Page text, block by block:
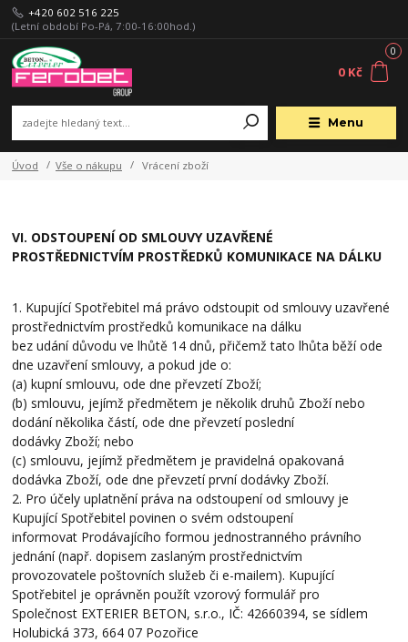
Menu
+420 602 516 225
(Letní období Po-Pá, 7:00-16:00hod.)
0
0 Kč
Úvod Vše o nákupu Vrácení zboží
VI. ODSTOUPENÍ OD SMLOUVY UZAVŘENÉ
PROSTŘEDNICTVÍM PROSTŘEDKŮ KOMUNIKACE NA DÁLKU
1. Kupující Spotřebitel má právo odstoupit od smlouvy uzavřené
prostřednictvím prostředků komunikace na dálku
bez udání důvodu ve lhůtě 14 dnů, přičemž tato lhůta běží ode
dne uzavření smlouvy, a pokud jde o:
(a) kupní smlouvu, ode dne převzetí Zboží;
(b) smlouvu, jejímž předmětem je několik druhů Zboží nebo
dodání několika částí, ode dne převzetí poslední
dodávky Zboží; nebo
(c) smlouvu, jejímž předmětem je pravidelná opakovaná
dodávka Zboží, ode dne převzetí první dodávky Zboží.
2. Pro účely uplatnění práva na odstoupení od smlouvy je
Kupující Spotřebitel povinen o svém odstoupení
informovat Prodávajícího formou jednostranného právního
jednání (např. dopisem zaslaným prostřednictvím
provozovatele poštovních služeb či e-mailem). Kupující
Spotřebitel je oprávněn použít vzorový formulář pro
Společnost EXTERIER BETON, s.r.o., IČ: 42660394, se sídlem
Holubická 373, 664 07 Pozořice